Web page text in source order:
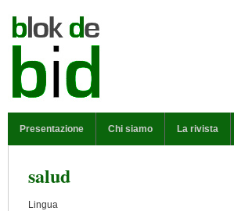
Presentazione Chi siamo La rivista
salud
Lingua